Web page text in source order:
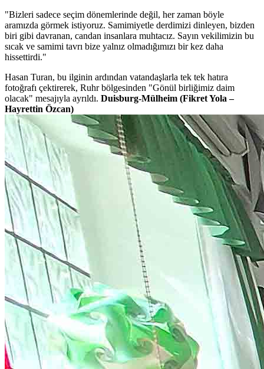
"Bizleri sadece seçim dönemlerinde değil, her zaman böyle
aramızda görmek istiyoruz. Samimiyetle derdimizi dinleyen, bizden
biri gibi davranan, candan insanlara muhtacız. Sayın vekilimizin bu
sıcak ve samimi tavrı bize yalnız olmadığımızı bir kez daha
hissettirdi."
Hasan Turan, bu ilginin ardından vatandaşlarla tek tek hatıra
fotoğrafı çektirerek, Ruhr bölgesinden "Gönül birliğimiz daim
olacak" mesajıyla ayrıldı. Duisburg-Mülheim (Fikret Yola –
Hayrettin Özcan)